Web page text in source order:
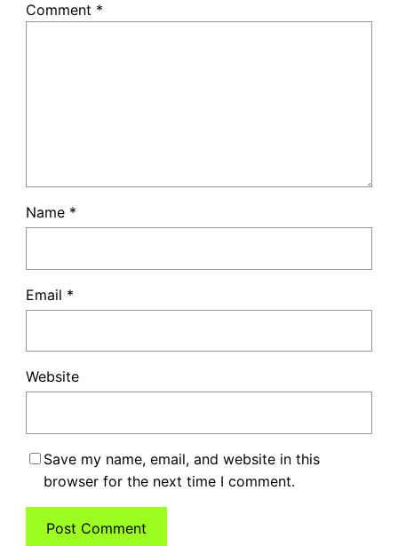
Comment *
Name *
Email *
Website
Save my name, email, and website in this
browser for the next time I comment.